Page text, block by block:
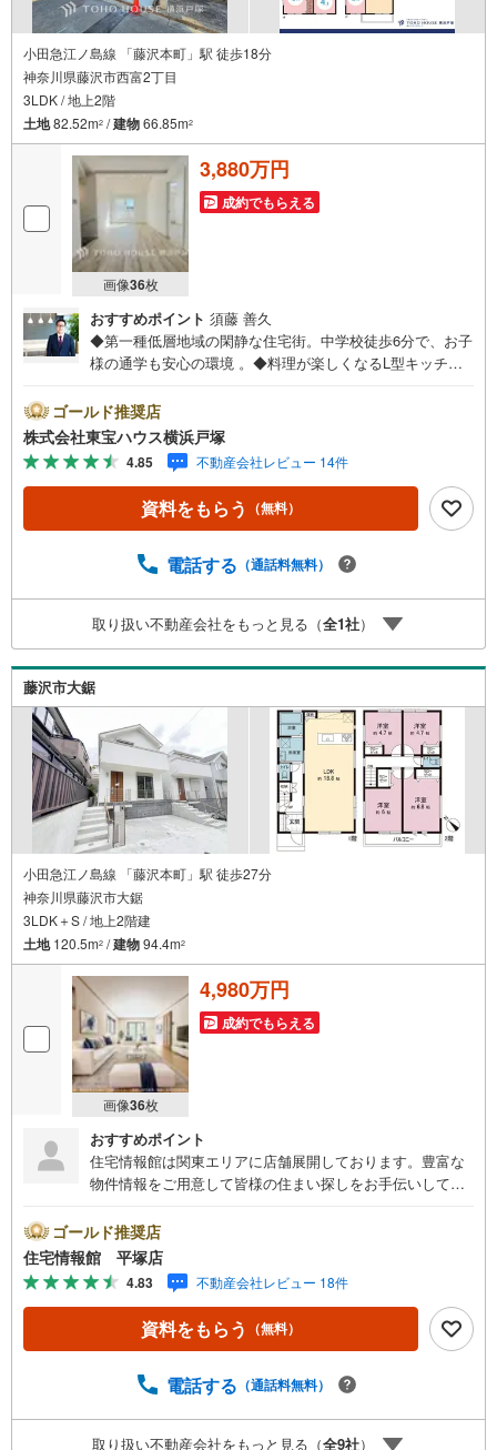
小田急江ノ島線 「藤沢本町」駅 徒歩18分
神奈川県藤沢市西富2丁目
3LDK / 地上2階
土地82.52m2 /建物66.85m2
画像36枚
3,880万円
成約でもらえる
おすすめポイント 須藤 善久
◆第一種低層地域の閑静な住宅街。中学校徒歩6分で、お子
様の通学も安心の環境 。◆料理が楽しくなるL型キッチ
備 。◆2026年3月完成予定。地盤保証20年＆最新の省エネ
設備で、長く安心して住まえる一邸 。◆ロフト収納完備！
普段使わない荷物もまとめて収納でき、居住空間を広く使
えます。＝＝＝＝＝＝＝＝＝＝＝＝＝＝＝＝＝＝＝＝＝＝
＝【東宝ハウス横浜戸塚】提携銀行 じぶん銀行利用可 *が
ん100％保証団信＋全疾病保障付き＝＝＝＝＝＝＝＝＝＝＝
合わせください）毎日、ご見学・ご相談が可能です。9:00
社へのご来社等ご相談下さい。○FPによるライフプランの
シミュレーションライフプランにあった資金計画や、住宅
ローンのご相談など。○キッズスペースもご用意しておりま
す○お車の無料提携駐車場がございます詳しくは営業スタッ
フよりお伝えさせて頂きます。なんでもお気軽にお申し付
ゴールド推奨店
株式会社東宝ハウス横浜戸塚
4.85 不動産会社レビュー 14件
資料をもらう （無料）
電話する （通話料無料）
取り扱い不動産会社をもっと見る（全1社）
藤沢市大鋸
小田急江ノ島線 「藤沢本町」駅 徒歩27分
神奈川県藤沢市大鋸
3LDK＋S / 地上2階建
土地120.5m2 /建物94.4m2
画像36枚
4,980万円
成約でもらえる
おすすめポイント
住宅情報館は関東エリアに店舗展開しております。豊富な
物件情報をご用意して皆様の住まい探しをお手伝いしてお
さい。住宅ローン相談会も同時開催中無理のない住宅ロー
ンの試算やご購入の際にかかる諸費用の概算も行っており
ます。しっかりとした資金計画のアドバイスをさせて頂き
ますので、お気軽にご相談ください。
ゴールド推奨店
住宅情報館 平塚店
4.83 不動産会社レビュー 18件
資料をもらう （無料）
電話する （通話料無料）
取り扱い不動産会社をもっと見る（全9社）